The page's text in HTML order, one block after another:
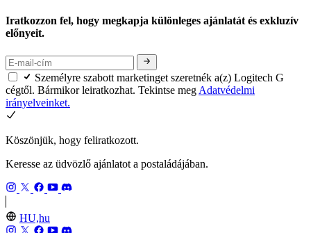
Iratkozzon fel, hogy megkapja különleges ajánlatát és exkluzív
előnyeit.
Személyre szabott marketinget szeretnék a(z) Logitech G
cégtől. Bármikor leiratkozhat. Tekintse meg Adatvédelmi
irányelveinket.
Köszönjük, hogy feliratkozott.
Keresse az üdvözlő ajánlatot a postaládájában.
HU,hu